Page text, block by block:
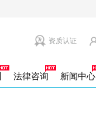
资质认证
法律咨询 新闻中心